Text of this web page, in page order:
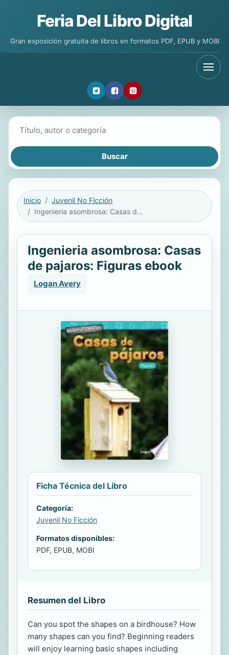
Feria Del Libro Digital
Gran exposición gratuita de libros en formatos PDF, EPUB y MOBI
Inicio
Juvenil No Ficción
Ingenieria asombrosa: Casas de pajaros: Figuras ebook
Ingenieria asombrosa: Casas
de pajaros: Figuras ebook
Logan Avery
Ficha Técnica del Libro
Categoría:
Juvenil No Ficción
Formatos disponibles:
PDF, EPUB, MOBI
Resumen del Libro
Can you spot the shapes on a birdhouse? How
many shapes can you find? Beginning readers
will enjoy learning basic shapes including